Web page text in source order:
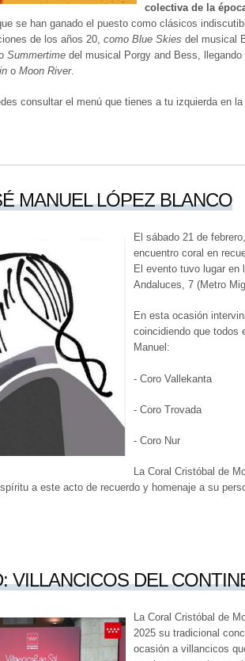
colectiva de la
se han ganado el puesto como clásicos
de los años 20, como Blue Skies del musical
Summertimedel musical Porgy and Bess, llegando
o Moon River.
consultar el menú que tienes a tu izquierda en la
MANUEL LÓPEZ BLANCO
El sábado 21 de
encuentro coral en
El evento tuvo lugar en
Andaluces, 7 (Metro
En esta ocasión
coincidiendo que todos
Manuel:
- Coro Vallekanta
- Coro Trovada
- Coro Nur
La Coral Cristóbal de
a este acto de recuerdo y homenaje a su
VILLANCICOS DEL
La Coral Cristóbal de
2025 su tradicional
ocasión a villancicos